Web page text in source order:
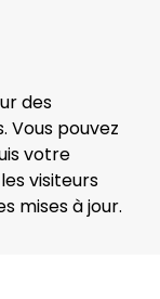
des
Vous pouvez
votre
visiteurs
mises à jour.